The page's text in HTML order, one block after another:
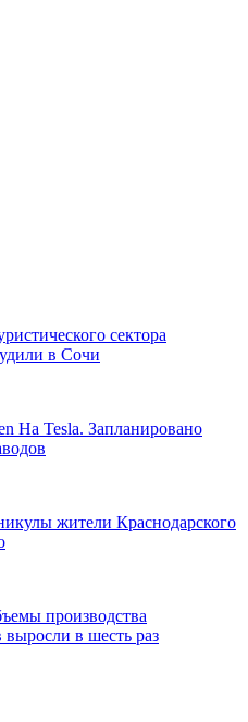
сектора
в Сочи
На Tesla. Запланировано
жители Краснодарского
производства
выросли в шесть раз